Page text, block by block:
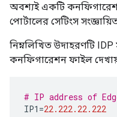
অবশ্যই একটি
পোর্টালের সেটিংস
নিম্নলিখিত উদাহরণটি
কনফিগারেশন ফাইল
# IP address of
IP1 =22.222.22.222